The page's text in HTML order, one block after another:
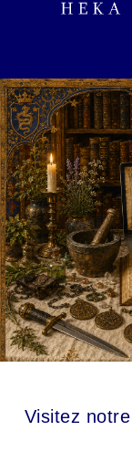
Visitez